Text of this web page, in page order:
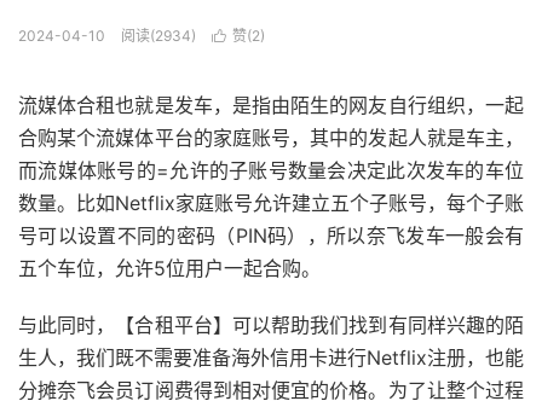
2024-04-10 阅读(2934)  赞(2)
流媒体合租也就是发车，是指由陌生的网友自行组织，一起
合购某个流媒体平台的家庭账号，其中的发起人就是车主，
而流媒体账号的=允许的子账号数量会决定此次发车的车位
数量。比如Netflix家庭账号允许建立五个子账号，每个子账
号可以设置不同的密码（PIN码），所以奈飞发车一般会有
五个车位，允许5位用户一起合购。
与此同时，【合租平台】可以帮助我们找到有同样兴趣的陌
生人，我们既不需要准备海外信用卡进行Netflix注册，也能
分摊奈飞会员订阅费得到相对便宜的价格。为了让整个过程